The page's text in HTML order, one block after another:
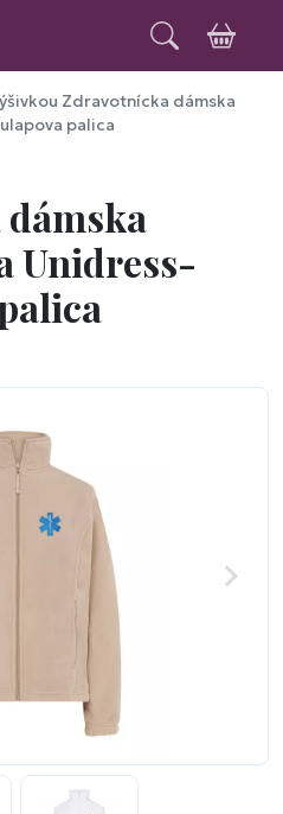
Zdravotnícka dámska
palica
Unidress-